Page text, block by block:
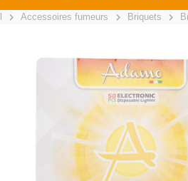
Accessoires fumeurs Briquets